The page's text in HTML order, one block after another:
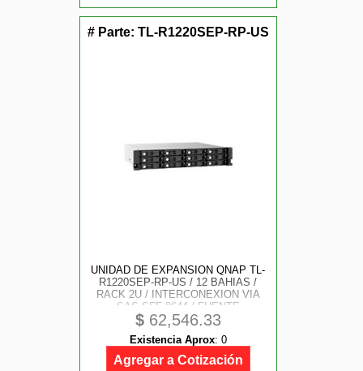
# Parte: TL-R1220SEP-RP-US
UNIDAD DE EXPANSION QNAP TL-
R1220SEP-RP-US / 12 BAHIAS /
RACK 2U / INTERCONEXION VIA
SAS SFF-8644 / FUENTE
REDUNDANTE / SATA-SAS 3.5
PULGADAS / (EXCLUSIVO PARA
NAS QNAP)
$ 62,546.33
Existencia Aprox: 0
Agregar a Cotización